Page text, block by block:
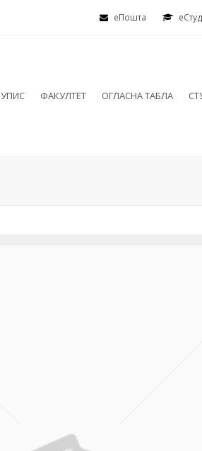
еПошта
УПИС ФАКУЛТЕТ ОГЛАСНА ТАБЛА